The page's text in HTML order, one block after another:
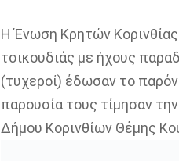
Η Ένωση Κρητών Κορινθίας
τσικουδιάς με ήχους
(τυχεροί) έδωσαν το
παρουσία τους τίμησαν
Δήμου Κορινθίων Θέμης